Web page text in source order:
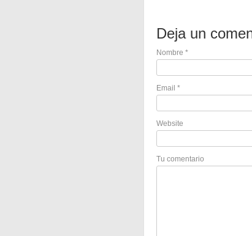
Deja un
Nombre *
Email *
Website
Tu comentario